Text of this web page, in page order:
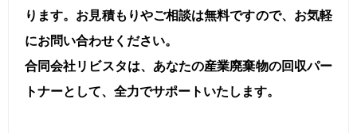
ります。お見積もりやご相談は無料ですので、お気軽
にお問い合わせください。
合同会社リビスタは、あなたの産業廃棄物の回収パー
トナーとして、全力でサポートいたします。